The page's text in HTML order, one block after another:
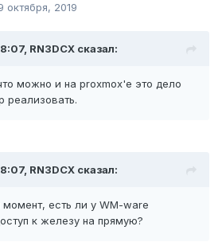
октября, 2019
RN3DCX сказал:
можно и на proxmox'е это дело
реализовать.
RN3DCX сказал:
момент, есть ли у WM-ware
к железу на прямую?